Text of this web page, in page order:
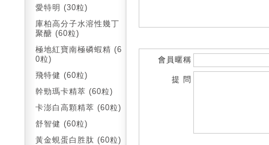
愛特明 (30粒)
庫柏高分子水溶性幾丁
聚醣 (60粒)
極地紅寶南極磷蝦精 (6
0粒)
飛特健 (60粒)
幹勁瑪卡精萃 (60粒)
卡澎白高顆精萃 (60粒)
舒智健 (60粒)
黃金蜆蛋白胜肽 (60粒)
會員暱稱
提 問